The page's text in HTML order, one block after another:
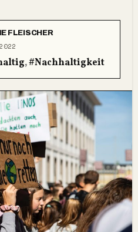
FLEISCHER
,#Nachhaltigkeit